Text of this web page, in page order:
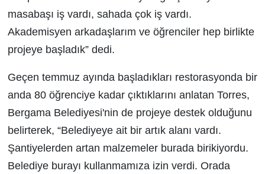
masabaşı iş vardı, sahada çok iş vardı.
Akademisyen arkadaşlarım ve öğrenciler hep birlikte
projeye başladık” dedi.
Geçen temmuz ayında başladıkları restorasyonda bir
anda 80 öğrenciye kadar çıktıklarını anlatan Torres,
Bergama Belediyesi'nin de projeye destek olduğunu
belirterek, “Belediyeye ait bir artık alanı vardı.
Şantiyelerden artan malzemeler burada birikiyordu.
Belediye burayı kullanmamıza izin verdi. Orada